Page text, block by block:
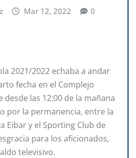
Mar 12, 2022 0
2021/2022 echaba a andar
fecha en el Complejo
las 12:00 de la mañana
por la permanencia, entre la
Eibar y el Sporting Club de
para los aficionados,
televisivo.